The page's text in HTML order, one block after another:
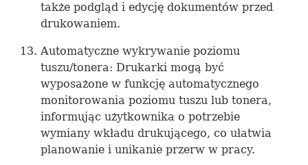
także podgląd i edycję dokumentów przed
drukowaniem.
Automatyczne wykrywanie poziomu
tuszu/tonera: Drukarki mogą być
wyposażone w funkcję automatycznego
monitorowania poziomu tuszu lub tonera,
informując użytkownika o potrzebie
wymiany wkładu drukującego, co ułatwia
planowanie i unikanie przerw w pracy.